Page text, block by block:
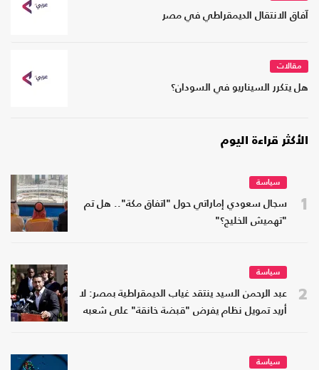
آفاق الانتقال الديمقراطي في مصر
مقالات
هل يتكرر السيناريو في السودان؟
الأكثر قراءة اليوم
1
سياسة
سجال سعودي إماراتي حول "اتفاق مكة".. هل تم
"تهميش الخليج؟"
2
سياسة
عبد الرحمن السيد ينتقد غياب الديمقراطية بمصر: لا
أريد تمويل نظام يفرض "قبضة خانقة" على شعبه
سياسة